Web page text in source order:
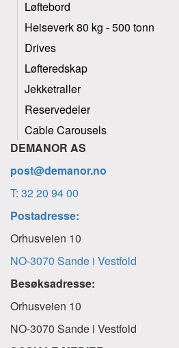
Løftebord
Heiseverk 80 kg - 500 tonn
Drives
Løfteredskap
Jekketraller
Reservedeler
Cable Carousels
DEMANOR AS
post@demanor.no
T: 32 20 94 00
Postadresse:
Orhusveien 10
NO-3070 Sande i Vestfold
Besøksadresse:
Orhusveien 10
NO-3070 Sande i Vestfold